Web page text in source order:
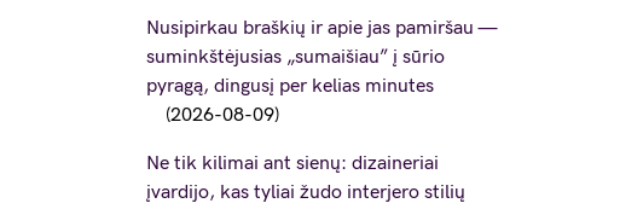
Nusipirkau braškių ir apie jas pamiršau —
suminkštėjusias „sumaišiau” į sūrio
pyragą, dingusį per kelias minutes
2026-08-09
Ne tik kilimai ant sienų: dizaineriai
įvardijo, kas tyliai žudo interjero stilių